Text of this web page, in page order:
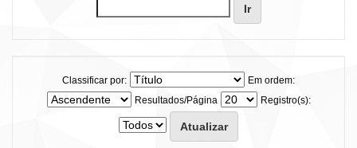
Classificar por:
Em ordem:
Resultados/Página
Registro(s):